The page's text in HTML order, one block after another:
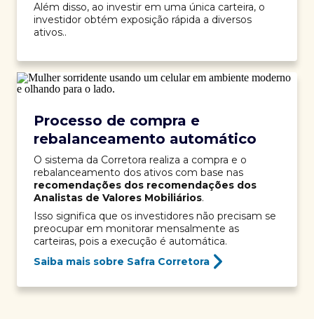
Além disso, ao investir em uma única carteira, o
investidor obtém exposição rápida a diversos
ativos..
Processo de compra e
rebalanceamento automático
O sistema da Corretora realiza a compra e o
rebalanceamento dos ativos com base nas
recomendações dos recomendações dos
Analistas de Valores Mobiliários.
Isso significa que os investidores não precisam se
preocupar em monitorar mensalmente as
carteiras, pois a execução é automática.
Saiba mais sobre Safra Corretora